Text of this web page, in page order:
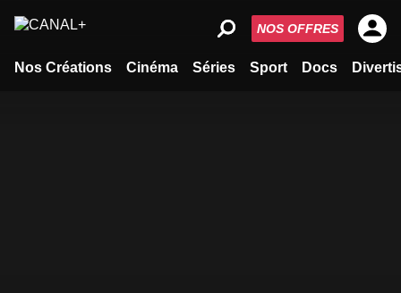
Nos Créations Cinéma Séries Sport Docs
NOS OFFRES